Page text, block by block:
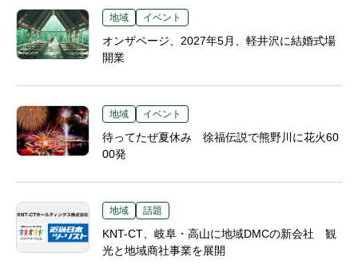
地域 イベント
オンザページ、2027年5月、軽井沢に結婚式場
開業
地域 イベント
待ってたぜ夏休み 徐福伝説で熊野川に花火60
00発
地域 話題
KNT-CT、岐阜・高山に地域DMCの新会社 観
光と地域商社事業を展開